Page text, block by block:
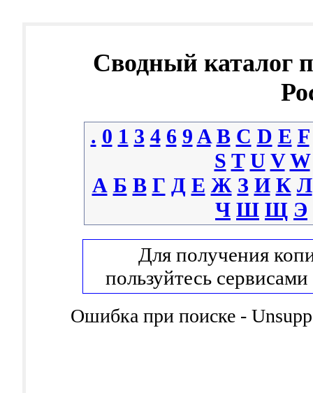
Сводный каталог
. 0 1 3 4 6 9 A B C D E F
S T U V W
А Б В Г Д Е Ж З И К Л
Ч Ш Щ Э
Для получения
пользуйтесь сервисами
Ошибка при поиске -